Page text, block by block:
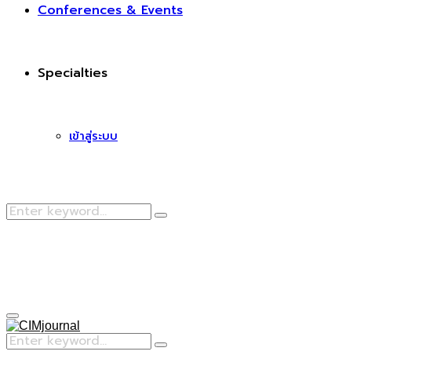
Conferences & Events
Specialties
เข้าสู่ระบบ
Search
Search
Primary
Menu
Search
for:
Search